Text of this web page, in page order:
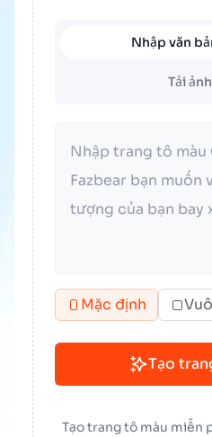
Nhập văn
Tải
Mặc định
Tạo
Tạo trang tô màu miễn